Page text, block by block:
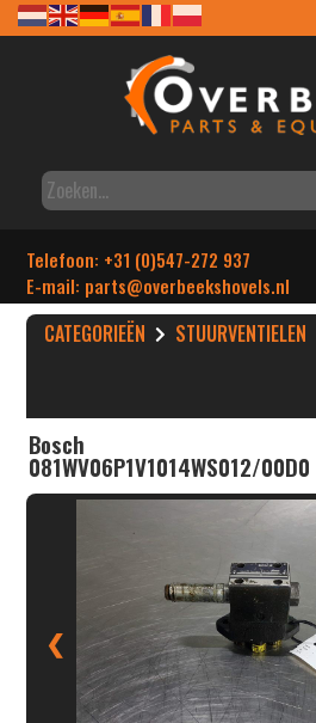
Telefoon: +31 (0)547-272 937
E-mail: parts@overbeekshovels.nl
CATEGORIEËN STUURVENTIELEN
Bosch
081WV06P1V1014WS012/00D0
❮